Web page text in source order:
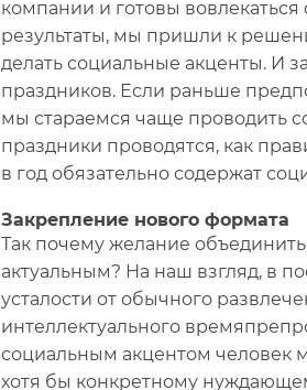
компании и готовы
результаты, мы пришли к
делать социальные акценты. И
праздников. Если раньше
мы стараемся чаще проводить
праздники проводятся, как
в год обязательно содержат
Закрепление нового формата
Так почему желание
актуальным? На наш взгляд, в
усталости от обычного
интеллектуального
социальным акцентом человек
хотя бы конкретному